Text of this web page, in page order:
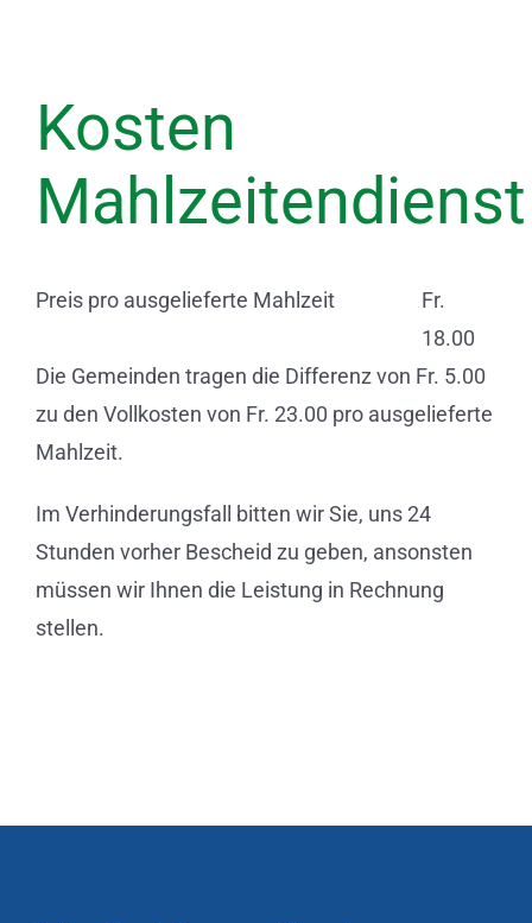
Kosten
Mahlzeitendienst
Preis pro ausgelieferte Mahlzeit
Fr.
18.00
Die Gemeinden tragen die Differenz von Fr. 5.00
zu den Vollkosten von Fr. 23.00 pro ausgelieferte
Mahlzeit.
Im Verhinderungsfall bitten wir Sie, uns 24
Stunden vorher Bescheid zu geben, ansonsten
müssen wir Ihnen die Leistung in Rechnung
stellen.